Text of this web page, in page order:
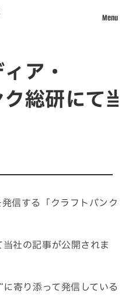
Menu
ア・
総研にて
信する「クラフトバンク
当社の記事が公開されま
寄り添って発信している